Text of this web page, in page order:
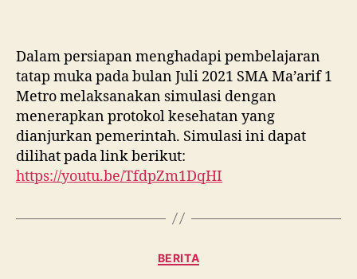
Prokes
Covid-
19
Dalam persiapan menghadapi pembelajaran
tatap muka pada bulan Juli 2021 SMA Ma’arif 1
Metro melaksanakan simulasi dengan
menerapkan protokol kesehatan yang
dianjurkan pemerintah. Simulasi ini dapat
dilihat pada link berikut:
https://youtu.be/TfdpZm1DqHI
Kategori
BERITA